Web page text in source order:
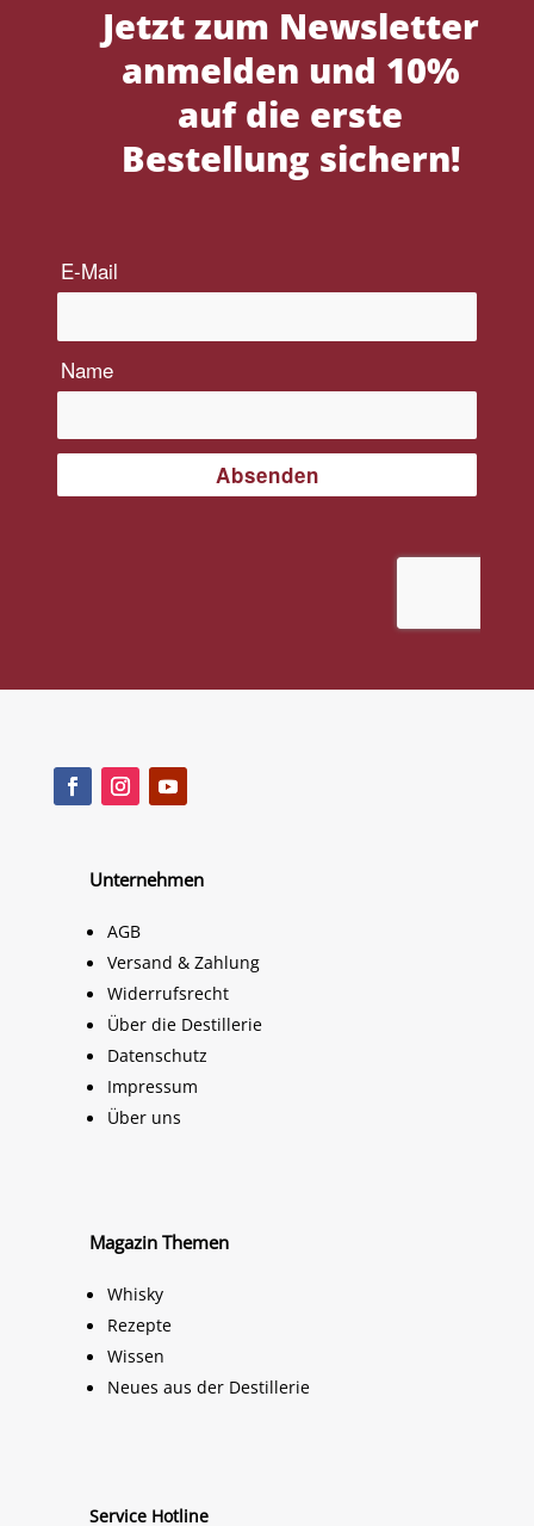
Jetzt zum Newsletter
anmelden und 10%
auf die erste
Bestellung sichern!
Unternehmen
AGB
Versand & Zahlung
Widerrufsrecht
Über die Destillerie
Datenschutz
Impressum
Über uns
Magazin Themen
Whisky
Rezepte
Wissen
Neues aus der Destillerie
Service Hotline